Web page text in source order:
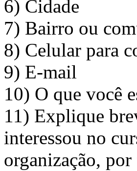
6) Cidade
7) Bairro ou
8) Celular para
9) E-mail
10) O que você
11) Explique
interessou no
organização,